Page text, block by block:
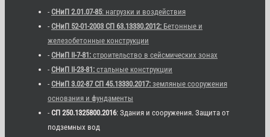
- СНиП 2.01.07-85: нагрузки и воздействия
- СНиП 52-01-2003 СП 63.13330.2012: Бетонные и
железобетонные конструкции
- СНиП II-7-81: строительство в сейсмических зонах
- СНиП II-23-81: стальные конструкции
- СНиП 3.02-87 СП 45.13330.2017: земляные сооружения
основания и фундаменты
- СП 250.1325800.2016: Здания и сооружения. Защита от
подземных вод